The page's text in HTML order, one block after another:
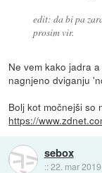
edit: da bi pa
prosim vir.
Ne vem kako jadra
nagnjeno dviganju
Bolj kot močnejši so
https://
sebox
::22. mar